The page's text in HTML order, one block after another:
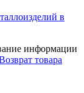
информации
товара